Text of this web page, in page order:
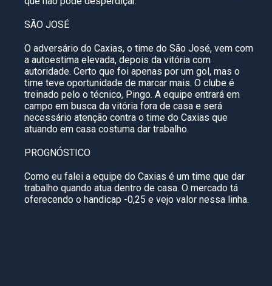
SÃO JOSÉ
O adversário do Caxias, o time do São José, vem com
a autoestima elevada, depois da vitória com
autoridade. Certo que foi apenas por um gol, mas o
time teve oportunidade de marcar mais. O clube é
treinado pelo o técnico, Pingo. A equipe entrará em
campo em busca da vitória fora de casa e será
necessário atenção contra o time do Caxias que
atuando em casa costuma dar trabalho.
PROGNÓSTICO
Como eu falei a equipe do Caxias é um time que dar
trabalho quando atua dentro de casa. O mercado tá
oferecendo o handicap -0,25 e vejo valor nessa linha.